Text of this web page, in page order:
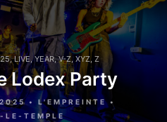
,LIVE,YEAR,V-Z, XYZ, Z
Lodex Party
• L'EMPREINTE •
LE-TEMPLE